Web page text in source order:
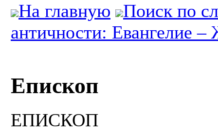
На главную
Поиск по
античности: Евангелие –
Епископ
ЕПИСКОП